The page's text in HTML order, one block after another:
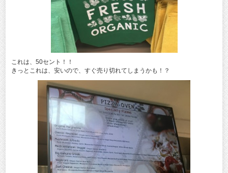
これは、50セント！！
きっとこれは、安いので、すぐ売り切れてしまうかも！？